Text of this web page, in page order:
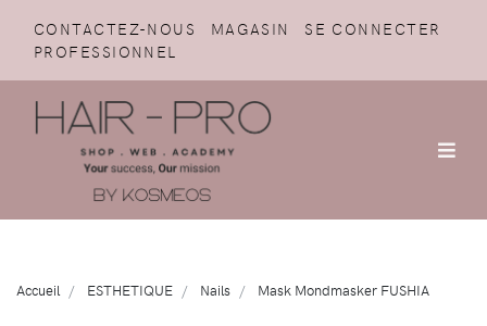
CONTACTEZ-NOUS MAGASIN
SE CONNECTER
PROFESSIONNEL
Accueil ESTHETIQUE Nails Mask Mondmasker FUSHIA